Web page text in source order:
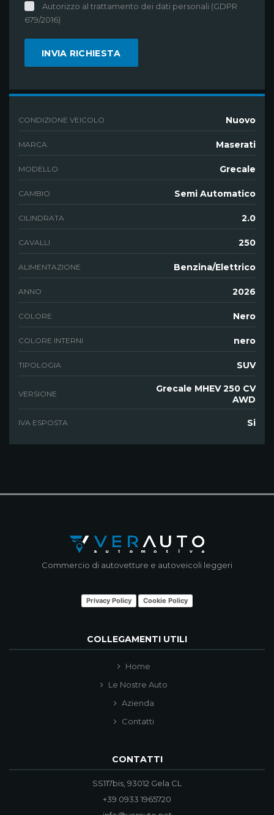
Autorizzo al trattamento dei dati personali (GDPR
679/2016)
CONDIZIONE VEICOLO Nuovo
MARCA Maserati
MODELLO Grecale
CAMBIO Semi Automatico
CILINDRATA 2.0
CAVALLI 250
ALIMENTAZIONE Benzina/Elettrico
ANNO 2026
COLORE Nero
COLORE INTERNI nero
TIPOLOGIA SUV
VERSIONE
Grecale MHEV 250 CV
AWD
IVA ESPOSTA Si
Commercio di autovetture e autoveicoli leggeri
Privacy Policy Cookie Policy
COLLEGAMENTI UTILI
Home
Le Nostre Auto
Azienda
Contatti
CONTATTI
SS117bis, 93012 Gela CL
+39 0933 1965720